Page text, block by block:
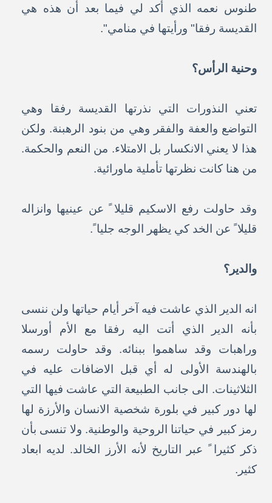
طنوس نعمه الذي أكد لي فيما بعد أن هذه هي
القديسة رفقا" ورأيتها في منامي".
وحنية الرأس؟
تعني النذورات التي نذرتها القديسة رفقا وهي
التواضع والعفة والفقر وهي من بنود الرهبنة. ولكن
هذا لا يعني الانكسار بل الامتلاء. من النعم والحكمة.
من هنا كانت نظرتها تأملية ماورائية.
وقد حاولت رفع الاسكيم قليلا ً عن عينيها وانزاله
قليلا ً عن الخد كي يظهر الوجه جليا ً.
والدير؟
انه الدير الذي عاشت فيه آخر أيام حياتها ولن ننسى
بأنه الدير الذي أتت اليه رفقا مع الأم أورسلا
وراهبات وقد ساهموا ببنائه. وقد حاولت رسمه
بالهندسة الأولى له أي قبل الاضافات عليه في
الثلاثينات. الى جانب الطبيعة التي عاشت فيها التي
لها دور كبير في بلورة شخصية الانسان والأرزة لها
رمز كبير في حياتنا الروحية والوطنية. ولا تنسى بأن
ذكر كثيرا ً عبر التاريخ لأنه الأرز الخالد. لديه ابعاد
كثير.